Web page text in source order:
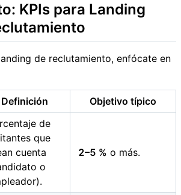
KPIs para Landing
de reclutamiento, enfócate en
Definición Objetivo típico
de
que
cuenta
o
2–5 % o más.